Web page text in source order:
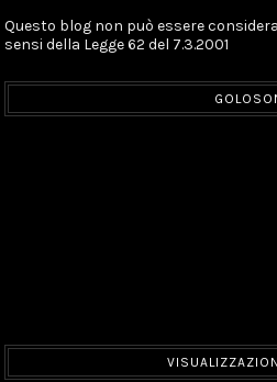
Questo blog non può essere
sensi della Legge 62 del 7.3.2001